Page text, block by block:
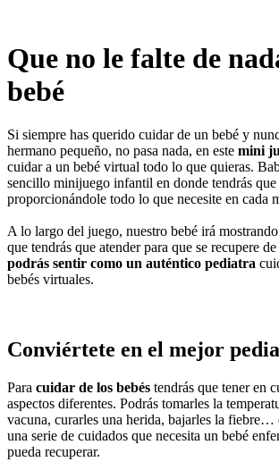
Que no le falte de
bebé
Si siempre has querido cuidar de un bebé y
hermano pequeño, no pasa nada, en este mini
cuidar a un bebé virtual todo lo que quieras.
sencillo minijuego infantil en donde tendrás
proporcionándole todo lo que necesite en cada
A lo largo del juego, nuestro bebé irá
que tendrás que atender para que se recupere
podrás sentir como un auténtico pediatra
bebés virtuales.
Conviértete en el mejor
Para cuidar de los bebés tendrás que tener en
aspectos diferentes. Podrás tomarles la
vacuna, curarles una herida, bajarles la fiebre…
una serie de cuidados que necesita un bebé
pueda recuperar.